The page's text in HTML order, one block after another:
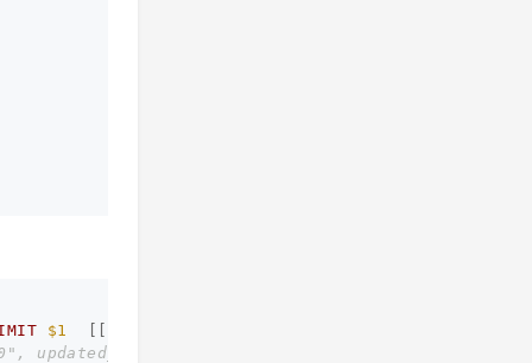
$1
"2018-12-20 17:06:00">